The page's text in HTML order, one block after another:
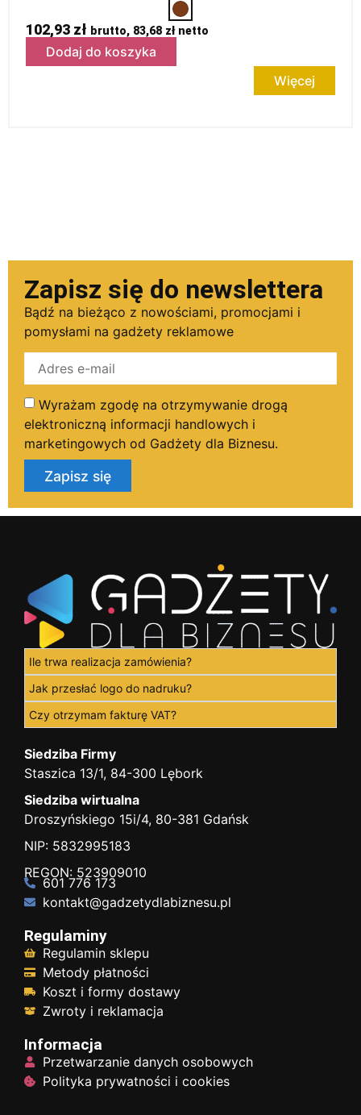
102,93 zł brutto, 83,68 złnetto
Dodaj do koszyka
Więcej
Zapisz się do newslettera
Bądź na bieżąco z nowościami, promocjami i
pomysłami na gadżety reklamowe
Wyrażam zgodę na otrzymywanie drogą
elektroniczną informacji handlowych i
marketingowych od Gadżety dla Biznesu.
Zapisz się
Ile trwa realizacja zamówienia?
Jak przesłać logo do nadruku?
Czy otrzymam fakturę VAT?
Siedziba Firmy
Staszica 13/1, 84-300 Lębork
Siedziba wirtualna
Droszyńskiego 15i/4, 80-381 Gdańsk
NIP: 5832995183
REGON: 523909010
601 776 173
kontakt@gadzetydlabiznesu.pl
Regulaminy
Regulamin sklepu
Metody płatności
Koszt i formy dostawy
Zwroty i reklamacja
Informacja
Przetwarzanie danych osobowych
Polityka prywatności i cookies